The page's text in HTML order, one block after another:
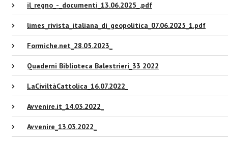
il_regno_-_documenti_13.06.2025_.pdf
limes_rivista_italiana_di_geopolitica_07.06.2025_1.pdf
Formiche.net_28.05.2023_
Quaderni Biblioteca Balestrieri_33 2022
LaCiviltàCattolica_16.07.2022_
Avvenire.it_14.03.2022_
Avvenire_13.03.2022_